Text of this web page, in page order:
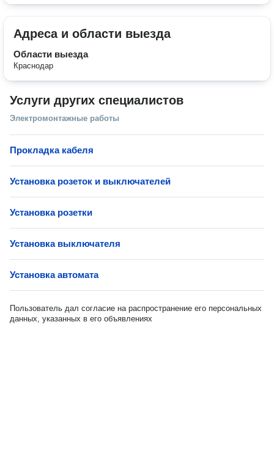
Адреса и области выезда
Области выезда
Краснодар
Услуги других специалистов
Электромонтажные работы
Прокладка кабеля
Установка розеток и выключателей
Установка розетки
Установка выключателя
Установка автомата
Пользователь дал согласие на распространение его персональных
данных, указанных в его объявлениях